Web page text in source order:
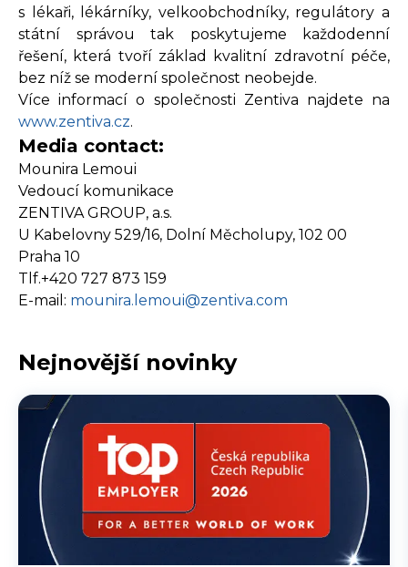
s lékaři, lékárníky, velkoobchodníky, regulátory a
státní správou tak poskytujeme každodenní
řešení, která tvoří základ kvalitní zdravotní péče,
bez níž se moderní společnost neobejde.
Více informací o společnosti Zentiva najdete na
www.zentiva.cz.
Media contact:
Mounira Lemoui
Vedoucí komunikace
ZENTIVA GROUP, a.s.
U Kabelovny 529/16, Dolní Měcholupy, 102 00
Praha 10
Tlf.+420 727 873 159
E-mail: mounira.lemoui@zentiva.com
Nejnovější novinky